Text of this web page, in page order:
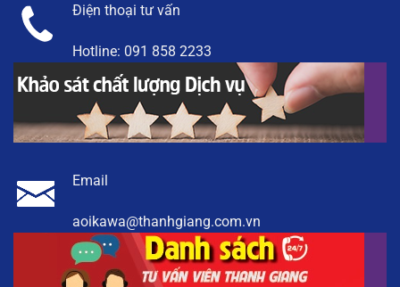
Điện thoại tư vấn
Hotline: 091 858 2233
Email
aoikawa@thanhgiang.com.vn